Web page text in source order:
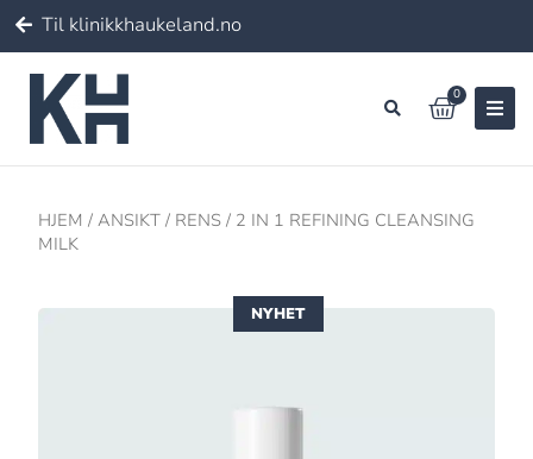
Til klinikkhaukeland.no
0
HJEM /ANSIKT / RENS / 2 IN 1 REFINING CLEANSING
MILK
NYHET